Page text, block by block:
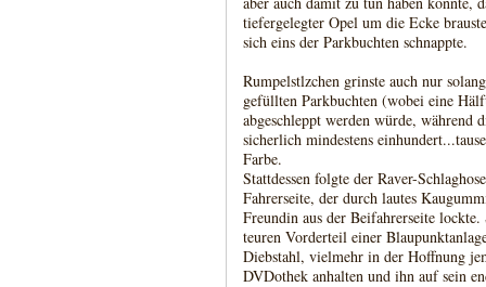
tiefergelegter Opel um die Ecke
sich eins der Parkbuchten schnappte.
Rumpelstlzchen grinste auch nur
gefüllten Parkbuchten (wobei eine
abgeschleppt werden würde, während
sicherlich mindestens
Farbe.
Stattdessen folgte der Raver-
Fahrerseite, der durch lautes
Freundin aus der Beifahrerseite
teuren Vorderteil einer
Diebstahl, vielmehr in der Hoffnung
DVDothek anhalten und ihn auf sein